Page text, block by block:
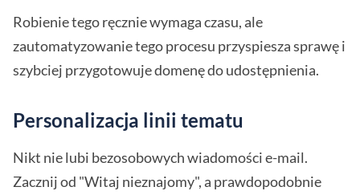
Robienie tego ręcznie wymaga czasu, ale
zautomatyzowanie tego procesu przyspiesza sprawę i
szybciej przygotowuje domenę do udostępnienia.
Personalizacja linii tematu
Nikt nie lubi bezosobowych wiadomości e-mail.
Zacznij od "Witaj nieznajomy", a prawdopodobnie